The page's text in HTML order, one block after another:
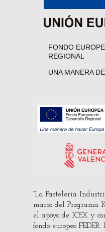
FONDO
REGIONAL
UNA MANERA
“La Pastelería
marco del Programa
el apoyo de ICEX y
fondo europeo